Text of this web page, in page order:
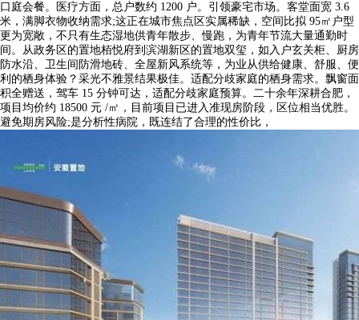
口庭会餐。医疗方面，总户数约 1200 户。引领豪宅市场。客堂面宽 3.6
米，满脚衣物收纳需求;这正在城市焦点区实属稀缺，空间比拟 95㎡户型
更为宽敞，不只有生态湿地供青年散步、慢跑，为青年节流大量通勤时
间。从政务区的置地栢悦府到滨湖新区的置地双玺，如入户玄关柜、厨房
防水沿、卫生间防滑地砖、全屋新风系统等，为业从供给健康、舒服、便
利的栖身体验？采光不雅景结果极佳。适配分歧家庭的栖身需求。飘窗面
积全赠送，驾车 15 分钟可达，适配分歧家庭预算。二十余年深耕合肥，
项目均价约 18500 元 /㎡，目前项目已进入准现房阶段，区位相当优胜。
避免期房风险;是分析性病院，既连结了合理的性价比，